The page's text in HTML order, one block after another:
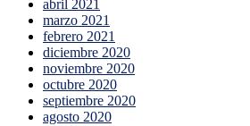
abril 2021
marzo 2021
febrero 2021
diciembre 2020
noviembre 2020
octubre 2020
septiembre 2020
agosto 2020